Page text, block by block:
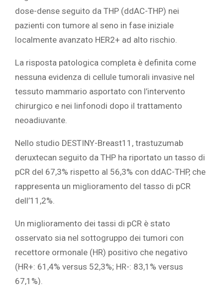
dose-dense seguito da THP (ddAC-THP) nei
pazienti con tumore al seno in fase iniziale
localmente avanzato HER2+ ad alto rischio.
La risposta patologica completa è definita come
nessuna evidenza di cellule tumorali invasive nel
tessuto mammario asportato con l’intervento
chirurgico e nei linfonodi dopo il trattamento
neoadiuvante.
Nello studio DESTINY-Breast11, trastuzumab
deruxtecan seguito da THP ha riportato un tasso di
pCR del 67,3% rispetto al 56,3% con ddAC-THP, che
rappresenta un miglioramento del tasso di pCR
dell’11,2%.
Un miglioramento dei tassi di pCR è stato
osservato sia nel sottogruppo dei tumori con
recettore ormonale (HR) positivo che negativo
(HR+: 61,4% versus 52,3%; HR-: 83,1% versus
67,1%).